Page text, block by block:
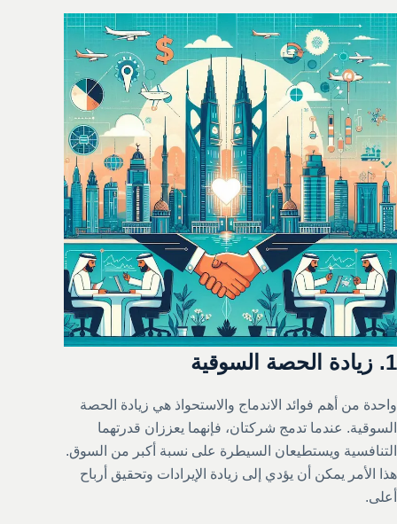
1. زيادة الحصة السوقية
واحدة من أهم فوائد الاندماج والاستحواذ هي زيادة الحصة
السوقية. عندما تدمج شركتان، فإنهما يعززان قدرتهما
التنافسية ويستطيعان السيطرة على نسبة أكبر من السوق.
هذا الأمر يمكن أن يؤدي إلى زيادة الإيرادات وتحقيق أرباح
أعلى.